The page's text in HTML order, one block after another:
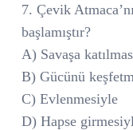
7. Çevik
başlamıştır?
A) Savaşa
B) Gücünü
C) Evlenmesiyle
D) Hapse